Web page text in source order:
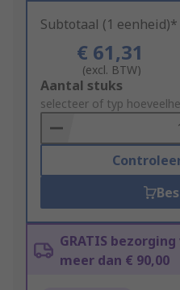
Subtotaal (1 eenheid)*
€ 61,31
(excl. BTW)
Add
to
Basket
Aantal stuks
selecteer of typ
GRATIS
meer dan € 90,00